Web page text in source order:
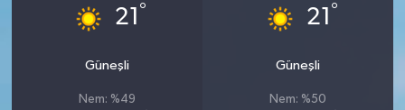
21 °
Güneşli
Nem: %49
21 °
Güneşli
Nem: %50